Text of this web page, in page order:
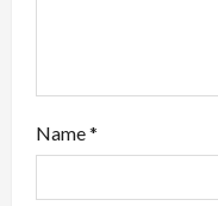
Name*